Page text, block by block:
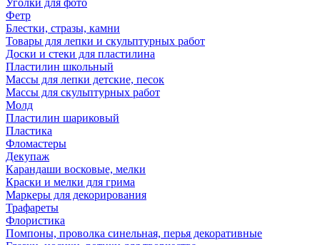
Уголки для фото
Фетр
Блестки, стразы, камни
Товары для лепки и скульптурных работ
Доски и стеки для пластилина
Пластилин школьный
Массы для лепки детские, песок
Массы для скульптурных работ
Молд
Пластилин шариковый
Пластика
Фломастеры
Декупаж
Карандаши восковые, мелки
Краски и мелки для грима
Маркеры для декорирования
Трафареты
Флористика
Помпоны, проволка синельная, перья декоративные